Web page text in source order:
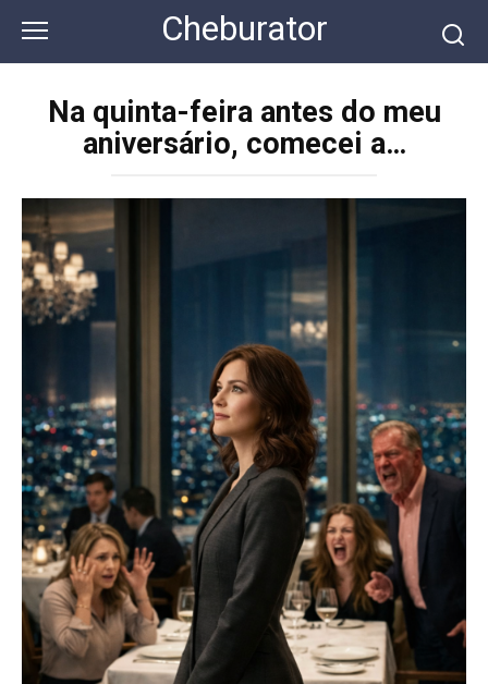
контенту
Cheburator
Na quinta-feira antes do meu
aniversário, comecei a…